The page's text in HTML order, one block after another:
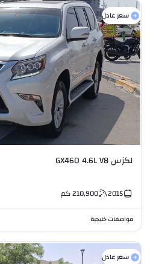
سعر عادل
لكزس GX460 4.6L V8
2015
210,900كم
مواصفات خليجية
سعر عادل